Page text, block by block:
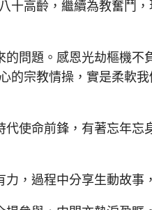
十高齡，繼續為教奮鬥
問題。感恩光劫樞機不
的宗教情操，實是柔軟
使命前鋒，有著忘年忘
，過程中分享生動故事